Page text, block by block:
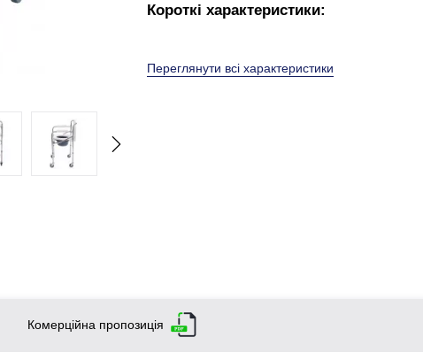
Короткі характеристики:
Переглянути всі характеристики
Комерційна пропозиція